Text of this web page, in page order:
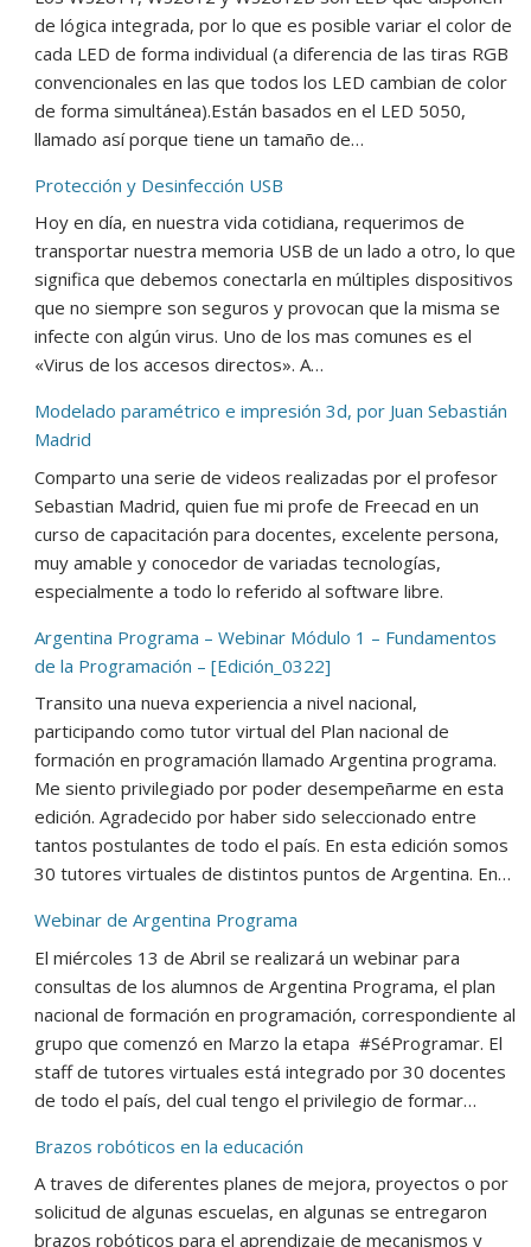
de lógica integrada, por lo que es posible variar el color de
cada LED de forma individual (a diferencia de las tiras RGB
convencionales en las que todos los LED cambian de color
de forma simultánea).Están basados en el LED 5050,
llamado así porque tiene un tamaño de…
Protección y Desinfección USB
Hoy en día, en nuestra vida cotidiana, requerimos de
transportar nuestra memoria USB de un lado a otro, lo que
significa que debemos conectarla en múltiples dispositivos
que no siempre son seguros y provocan que la misma se
infecte con algún virus. Uno de los mas comunes es el
«Virus de los accesos directos». A…
Modelado paramétrico e impresión 3d, por Juan Sebastián
Madrid
Comparto una serie de videos realizadas por el profesor
Sebastian Madrid, quien fue mi profe de Freecad en un
curso de capacitación para docentes, excelente persona,
muy amable y conocedor de variadas tecnologías,
especialmente a todo lo referido al software libre.
Argentina Programa – Webinar Módulo 1 – Fundamentos
de la Programación – [Edición_0322]
Transito una nueva experiencia a nivel nacional,
participando como tutor virtual del Plan nacional de
formación en programación llamado Argentina programa.
Me siento privilegiado por poder desempeñarme en esta
edición. Agradecido por haber sido seleccionado entre
tantos postulantes de todo el país. En esta edición somos
30 tutores virtuales de distintos puntos de Argentina. En…
Webinar de Argentina Programa
El miércoles 13 de Abril se realizará un webinar para
consultas de los alumnos de Argentina Programa, el plan
nacional de formación en programación, correspondiente al
grupo que comenzó en Marzo la etapa #SéProgramar. El
staff de tutores virtuales está integrado por 30 docentes
de todo el país, del cual tengo el privilegio de formar…
Brazos robóticos en la educación
A traves de diferentes planes de mejora, proyectos o por
solicitud de algunas escuelas, en algunas se entregaron
brazos robóticos para el aprendizaje de mecanismos y